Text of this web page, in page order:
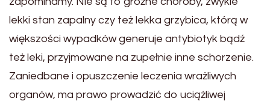
lekki stan zapalny czy też lekka grzybica, którą w
większości wypadków generuje antybiotyk bądź
też leki, przyjmowane na zupełnie inne schorzenie.
Zaniedbane i opuszczenie leczenia wrażliwych
organów, ma prawo prowadzić do uciążliwej